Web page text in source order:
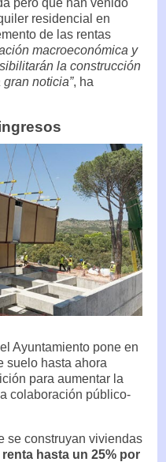
residencial en
de las rentas
macroeconómica y
la construcción
noticia”, ha
Ayuntamiento pone en
suelo hasta ahora
para aumentar la
colaboración público-
se construyan viviendas
renta hasta un 25% por